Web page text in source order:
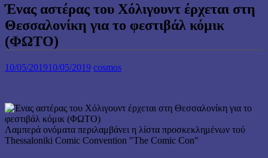
Ένας αστέρας του Χόλιγουντ έρχεται στη
Θεσσαλονίκη για το φεστιβάλ κόμικ
(ΦΩΤΟ)
10/05/201910/05/2019 cosmos
Λαμπερά ονόματα περιλαμβάνει η λίστα προσκεκλημένων τού
Thessaloniki Comic Convention "The Comic Con"